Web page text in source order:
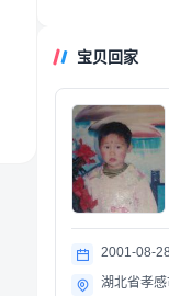
宝贝回家
2001-08-28
湖北省孝